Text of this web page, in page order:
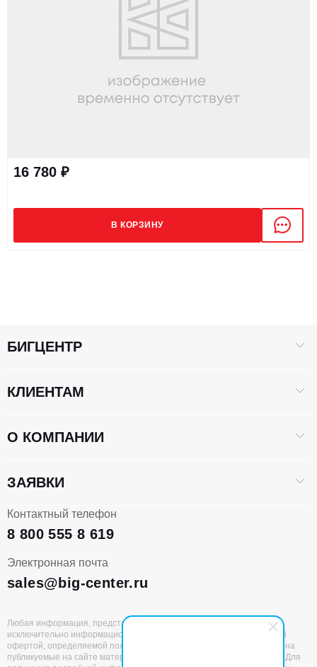
16 780 ₽
В КОРЗИНУ
Контактный телефон
8 800 555 8 619
Электронная почта
sales@big-center.ru
БИГЦЕНТР
КЛИЕНТАМ
О КОМПАНИИ
ЗАЯВКИ
Любая информация, представленная на данном сайте, носит
исключительно информационный характер и не является публичной
офертой, определяемой положениями статьи 437 ГК РФ. Все права на
публикуемые на сайте материалы принадлежат ООО «БИГЦЕНТР». Для